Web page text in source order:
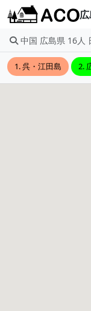
中国 広島県 16人
1. 呉・江田島 2.